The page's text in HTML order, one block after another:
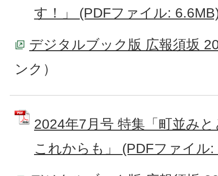
す！」 (PDFファイル:
デジタルブック版 広報須坂
ンク）
2024年7月号 特集「町並み
これからも」 (PDFファイル: